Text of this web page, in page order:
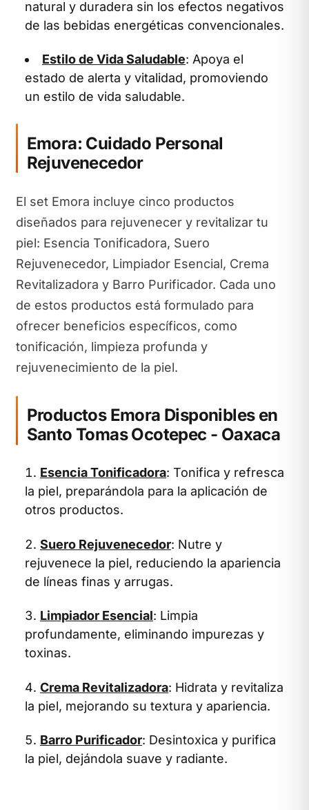
natural y duradera sin los efectos negativos
de las bebidas energéticas convencionales.
Estilo de Vida Saludable: Apoya el
estado de alerta y vitalidad, promoviendo
un estilo de vida saludable.
Emora: Cuidado Personal
Rejuvenecedor
El set Emora incluye cinco productos
diseñados para rejuvenecer y revitalizar tu
piel: Esencia Tonificadora, Suero
Rejuvenecedor, Limpiador Esencial, Crema
Revitalizadora y Barro Purificador. Cada uno
de estos productos está formulado para
ofrecer beneficios específicos, como
tonificación, limpieza profunda y
rejuvenecimiento de la piel.
Productos Emora Disponibles en
Santo Tomas Ocotepec - Oaxaca
Esencia Tonificadora: Tonifica y refresca
la piel, preparándola para la aplicación de
otros productos.
Suero Rejuvenecedor: Nutre y
rejuvenece la piel, reduciendo la apariencia
de líneas finas y arrugas.
Limpiador Esencial: Limpia
profundamente, eliminando impurezas y
toxinas.
Crema Revitalizadora: Hidrata y revitaliza
la piel, mejorando su textura y apariencia.
Barro Purificador: Desintoxica y purifica
la piel, dejándola suave y radiante.